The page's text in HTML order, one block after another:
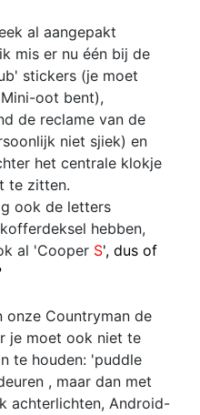
al aangepakt
mis er nu één bij de
stickers (je moet
oot bent),
de reclame van de
niet sjiek) en
het centrale klokje
te zitten.
ook de letters
hebben,
al 'Cooper S', dus of
onze Countryman de
je moet ook niet te
te houden: 'puddle
, maar dan met
achterlichten, Android-